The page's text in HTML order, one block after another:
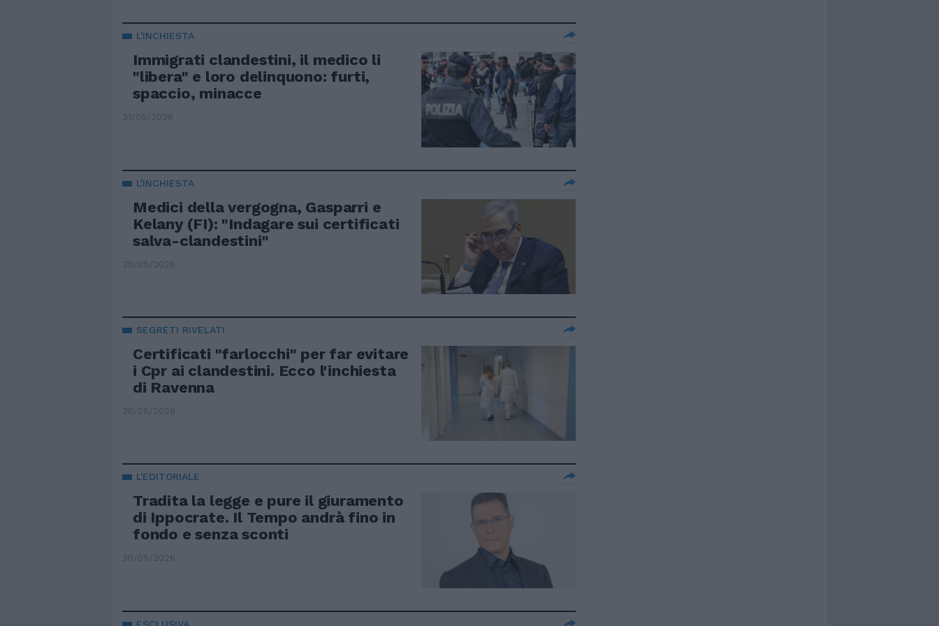
L'INCHIESTA
Immigrati clandestini, il medico li
"libera" e loro delinquono: furti,
spaccio, minacce
31/05/2026
L'INCHIESTA
Medici della vergogna, Gasparri e
Kelany (FI): "Indagare sui certificati
salva-clandestini"
30/05/2026
SEGRETI RIVELATI
Certificati "farlocchi" per far evitare
i Cpr ai clandestini. Ecco l'inchiesta
di Ravenna
30/05/2026
L'EDITORIALE
Tradita la legge e pure il giuramento
di Ippocrate. Il Tempo andrà fino in
fondo e senza sconti
30/05/2026